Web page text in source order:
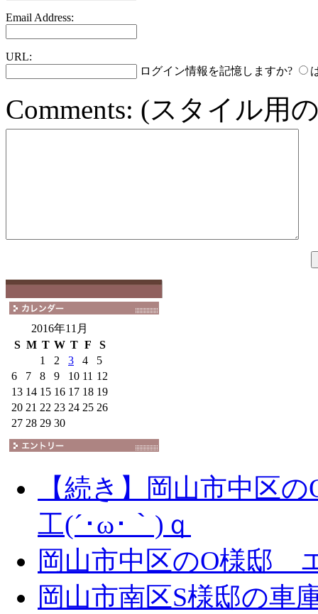
Email Address:
URL:
ログイン情報を記憶しますか?
Comments: (スタイル用
2016年11月
S M T W T F
S
1
2 3 4
5
6
7 8 9 10 11 12
13 14 15 16 17 18 19
20 21 22 23 24 25 26
27 28 29 30
【続き】岡山市中区
工(´･ω･｀)ｑ
岡山市中区のO様邸
岡山市南区S様邸の車